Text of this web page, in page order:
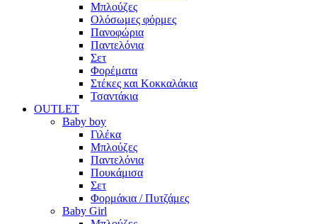
Μπλούζες
Ολόσωμες φόρμες
Πανοφώρια
Παντελόνια
Σετ
Φορέματα
Στέκες και Κοκκαλάκια
Τσαντάκια
OUTLET
Baby boy
Γιλέκα
Μπλούζες
Παντελόνια
Πουκάμισα
Σετ
Φορμάκια / Πυτζάμες
Baby Girl